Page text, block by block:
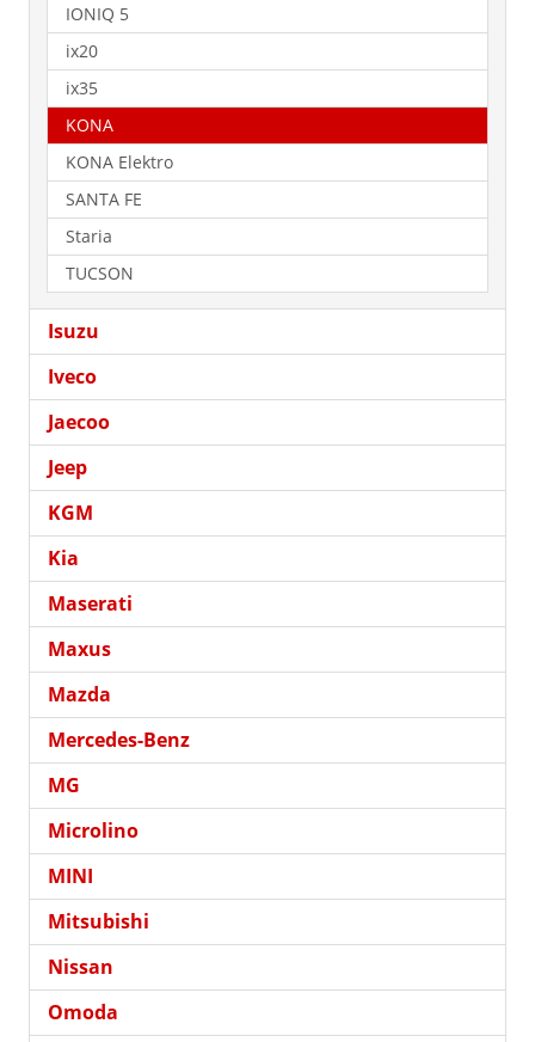
IONIQ 5
ix20
ix35
KONA
KONA Elektro
SANTA FE
Staria
TUCSON
Isuzu
Iveco
Jaecoo
Jeep
KGM
Kia
Maserati
Maxus
Mazda
Mercedes-Benz
MG
Microlino
MINI
Mitsubishi
Nissan
Omoda